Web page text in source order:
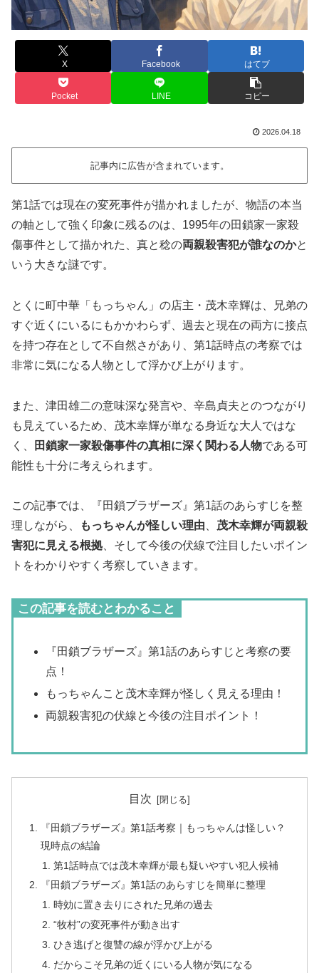
X Facebook はてブ
Pocket LINE コピー
2026.04.18
記事内に広告が含まれています。
第1話では現在の変死事件が描かれましたが、物語の本当
の軸として強く印象に残るのは、1995年の田鎖家一家殺
傷事件として描かれた、真と稔の両親殺害犯が誰なのかと
いう大きな謎です。
とくに町中華「もっちゃん」の店主・茂木幸輝は、兄弟の
すぐ近くにいるにもかかわらず、過去と現在の両方に接点
を持つ存在として不自然さがあり、第1話時点の考察では
非常に気になる人物として浮かび上がります。
また、津田雄二の意味深な発言や、辛島貞夫とのつながり
も見えているため、茂木幸輝が単なる身近な大人ではな
く、
田鎖家一家殺傷事件の真相に深く関わる人物である可
能性も十分に考えられます。
この記事では、『田鎖ブラザーズ』第1話のあらすじを整
理しながら、
もっちゃんが怪しい理由
茂木幸輝が両親殺
害犯に見える根拠 、そして今後の伏線で注目したいポイン
トをわかりやすく考察していきます。
この記事を読むとわかること
『田鎖ブラザーズ』第1話のあらすじと考察の要
点！
もっちゃんこと茂木幸輝が怪しく見える理由！
両親殺害犯の伏線と今後の注目ポイント！
目次
『田鎖ブラザーズ』第1話考察｜もっちゃんは怪しい？
現時点の結論
第1話時点では茂木幸輝が最も疑いやすい犯人候補
『田鎖ブラザーズ』第1話のあらすじを簡単に整理
時効に置き去りにされた兄弟の過去
“牧村”の変死事件が動き出す
ひき逃げと復讐の線が浮かび上がる
だからこそ兄弟の近くにいる人物が気になる